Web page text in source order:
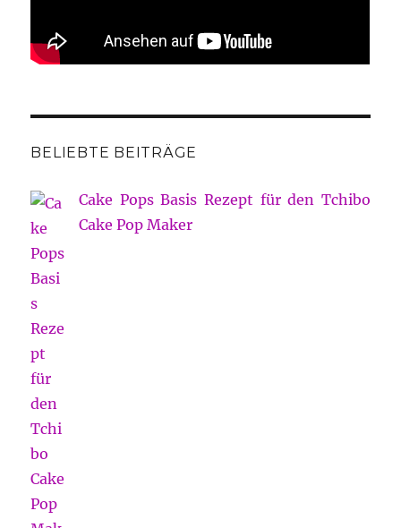
BELIEBTE BEITRÄGE
Cake Pops Basis Rezept für den Tchibo
Cake Pop Maker